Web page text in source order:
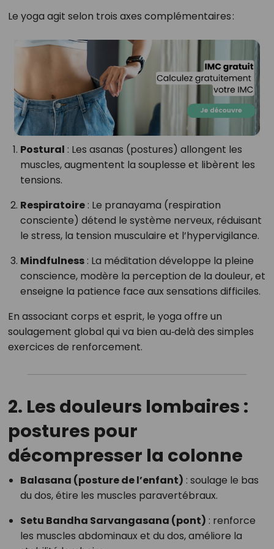
Le yoga agit selon trois axes complémentaires :
Postural : Les asanas (postures) allongent les
muscles, augmentent la souplesse et libèrent les
tensions.
Respiratoire: Le pranayama (respiration
consciente) détend le système nerveux, réduisant
le stress, la tension musculaire et l’hypervigilance.
Mindfulness: La méditation développe la pleine
conscience, modère la perception de la douleur, et
enseigne la patience face aux sensations difficiles.
En associant corps et esprit, le yoga offre un
soulagement global qui va bien au‑delà des simples
exercices de renforcement.
2. Les douleurs lombaires :
postures pour
décompresser la colonne
Balasana (posture de l’enfant) : soulage le bas
du dos, étire les muscles paravertébraux.
Setu Bandha Sarvangasana (pont) : renforce
les muscles abdominaux et du dos, améliore la